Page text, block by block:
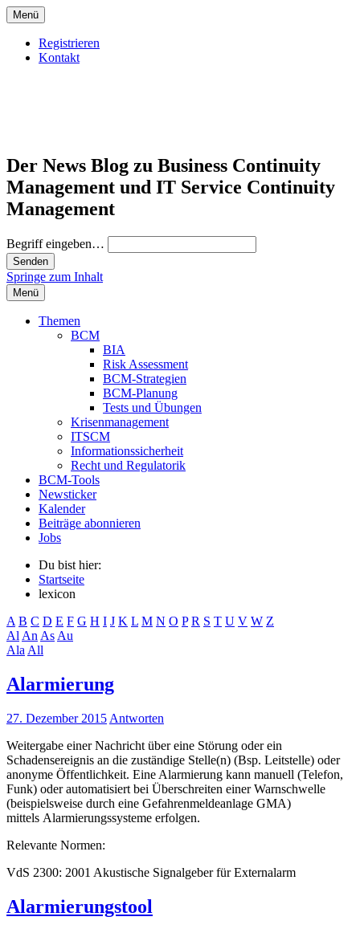
Menü
Registrieren
Kontakt
Der News Blog zu Business Continuity
Management und IT Service Continuity
Management
Begriff eingeben…
Springe zum Inhalt
Menü
Themen
BCM
BIA
Risk Assessment
BCM-Strategien
BCM-Planung
Tests und Übungen
Krisenmanagement
ITSCM
Informationssicherheit
Recht und Regulatorik
BCM-Tools
Newsticker
Kalender
Beiträge abonnieren
Jobs
Du bist hier:
Startseite
lexicon
A B C D E F G H I J K L M N O P R S T U V W Z
Al An As Au
Ala All
Alarmierung
27. Dezember 2015 Antworten
Weitergabe einer Nachricht über eine Störung oder ein
Schadensereignis an die zuständige Stelle(n) (Bsp. Leitstelle) oder
anonyme Öffentlichkeit. Eine Alarmierung kann manuell (Telefon,
Funk) oder automatisiert bei Überschreiten einer Warnschwelle
(beispielsweise durch eine Gefahrenmeldeanlage GMA)
mittels Alarmierungssysteme erfolgen.
Relevante Normen:
VdS 2300: 2001 Akustische Signalgeber für Externalarm
Alarmierungstool